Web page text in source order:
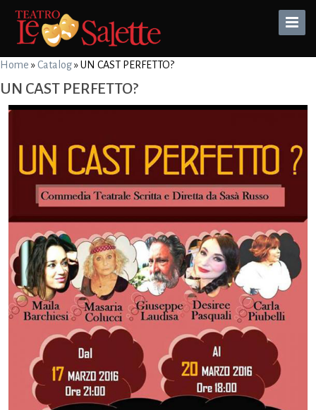
Toggle
Home »Catalog»UN CAST PERFETTO?
UN CAST PERFETTO?